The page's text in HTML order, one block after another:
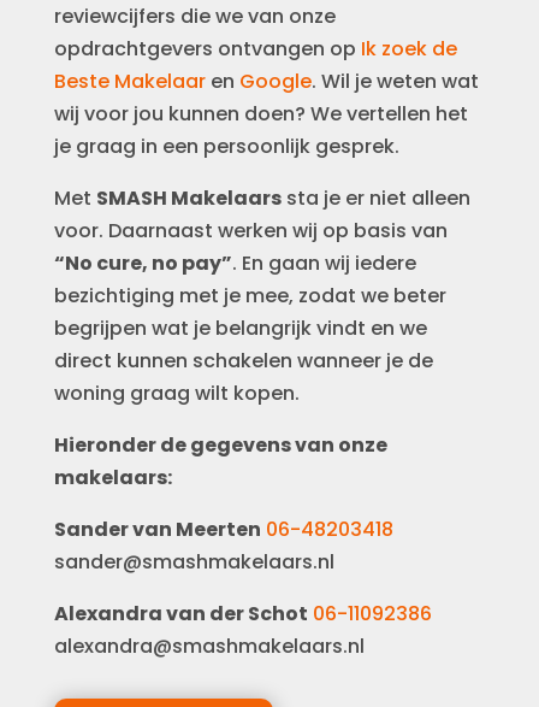
reviewcijfers die we van onze
opdrachtgevers ontvangen op Ik zoek de
Beste Makelaaren Google. Wil je weten wat
wij voor jou kunnen doen? We vertellen het
je graag in een persoonlijk gesprek.
Met SMASH Makelaarssta je er niet alleen
voor. Daarnaast werken wij op basis van
“No cure, no pay”. En gaan wij iedere
bezichtiging met je mee, zodat we beter
begrijpen wat je belangrijk vindt en we
direct kunnen schakelen wanneer je de
woning graag wilt kopen.
Hieronder de gegevens van onze
makelaars:
Sander van Meerten 06-48203418
sander@smashmakelaars.nl
Alexandra van der Schot 06-11092386
alexandra@smashmakelaars.nl